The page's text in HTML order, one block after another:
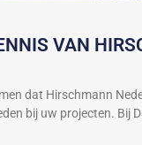
VAN
dat Hirschmann
bij uw projecten. Bij